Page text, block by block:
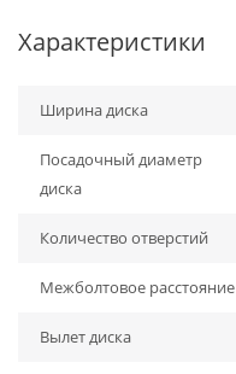
Характеристики
Ширина диска
Посадочный диаметр
диска
Количество отверстий
Межболтовое расстояние
Вылет диска